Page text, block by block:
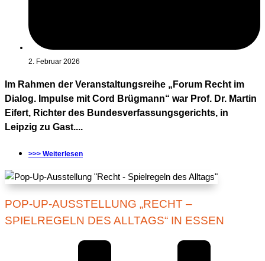
2. Februar 2026
Im Rahmen der Veranstaltungsreihe „Forum Recht im
Dialog. Impulse mit Cord Brügmann“ war Prof. Dr. Martin
Eifert, Richter des Bundesverfassungsgerichts, in
Leipzig zu Gast....
>>> Weiterlesen
POP-UP-AUSSTELLUNG „RECHT –
SPIELREGELN DES ALLTAGS“ IN ESSEN